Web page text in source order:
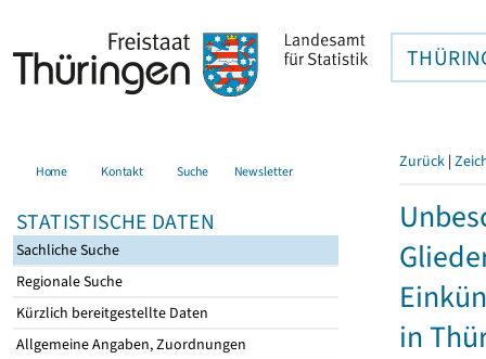
Home Kontakt Suche Newsletter
STATISTISCHE DATEN
Sachliche Suche
Regionale Suche
Kürzlich bereitgestellte Daten
Allgemeine Angaben, Zuordnungen
Zurück |
in